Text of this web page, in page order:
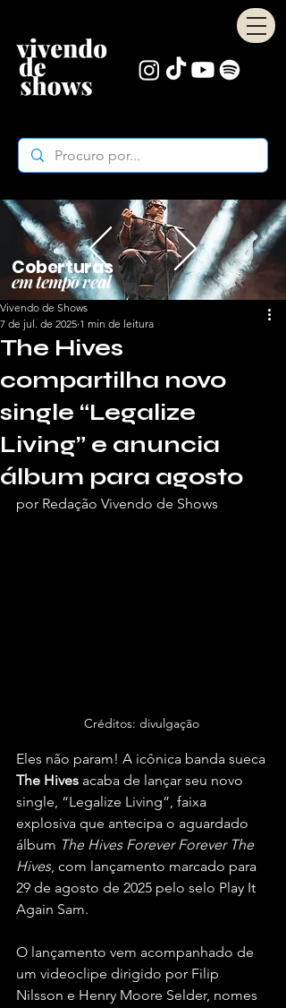
Coberturas
em tempo real
The Hives
compartilha novo
single “Legalize
Living” e anuncia
álbum para agosto
Vivendo de Shows
7 de jul. de 2025 1 min de leitura
por Redação Vivendo de Shows
Créditos: divulgação
Eles não param! A icônica banda sueca
The Hives acaba de lançar seu novo
single, “Legalize Living”, faixa
explosiva que antecipa o aguardado
álbum The Hives Forever Forever The
Hives, com lançamento marcado para
29 de agosto de 2025 pelo selo Play It
Again Sam.
O lançamento vem acompanhado de
um videoclipe dirigido por Filip
Nilsson e Henry Moore Selder, nomes